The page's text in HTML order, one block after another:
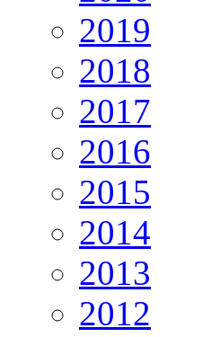
2019
2018
2017
2016
2015
2014
2013
2012